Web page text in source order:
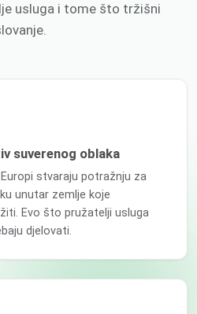
usluga i tome što tržišni
suverenog oblaka
stvaraju potražnju za
unutar zemlje koje
Evo što pružatelji usluga
djelovati.